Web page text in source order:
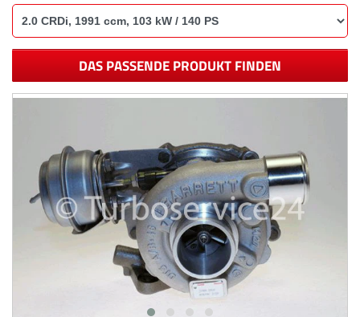
DAS PASSENDE PRODUKT FINDEN